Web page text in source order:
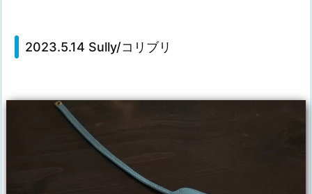
2023.5.14 Sully/コリブリ